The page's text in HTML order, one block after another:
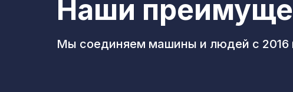
Наши
Мы соединяем машины и людей с 2016